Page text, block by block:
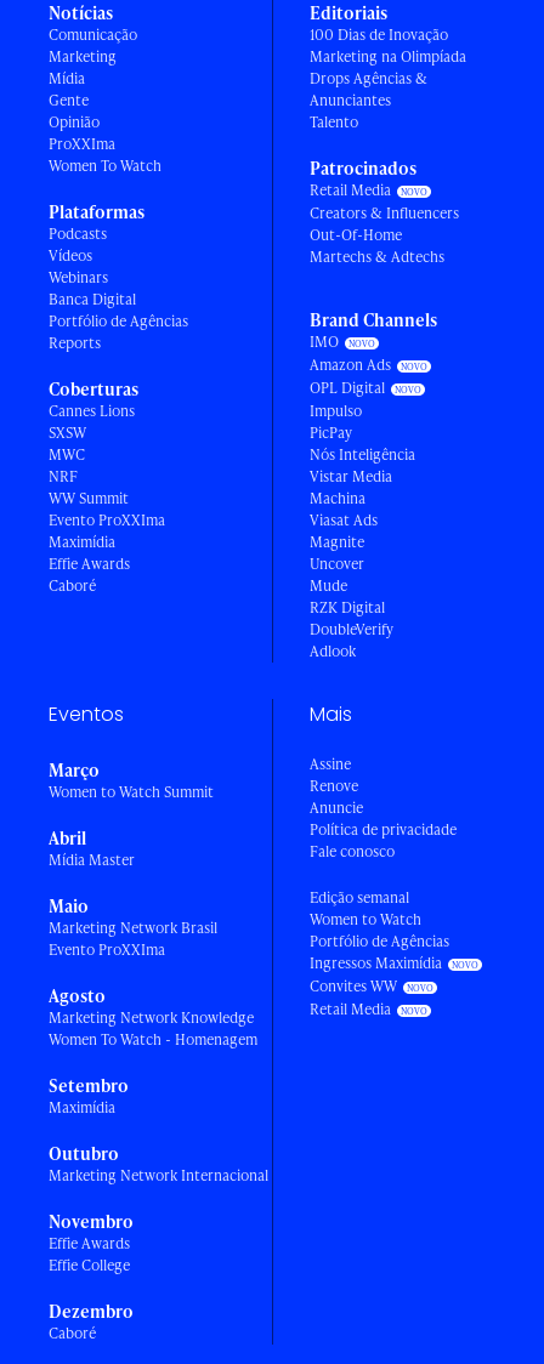
Notícias
Comunicação
Marketing
Mídia
Gente
Opinião
ProXXIma
Women To Watch
Plataformas
Podcasts
Vídeos
Webinars
Banca Digital
Portfólio de Agências
Reports
Coberturas
Cannes Lions
SXSW
MWC
NRF
WW Summit
Evento ProXXIma
Maximídia
Effie Awards
Caboré
Editoriais
100 Dias de Inovação
Marketing na Olimpíada
Drops Agências &
Anunciantes
Talento
Patrocinados
Retail Media
Creators & Influencers
Out-Of-Home
Martechs & Adtechs
Brand Channels
IMO
Amazon Ads
OPL Digital
Impulso
PicPay
Nós Inteligência
Vistar Media
Machina
Viasat Ads
Magnite
Uncover
Mude
RZK Digital
DoubleVerify
Adlook
Eventos
Março
Women to Watch Summit
Abril
Mídia Master
Maio
Marketing Network Brasil
Evento ProXXIma
Agosto
Marketing Network Knowledge
Women To Watch - Homenagem
Setembro
Maximídia
Outubro
Marketing Network Internacional
Novembro
Effie Awards
Effie College
Dezembro
Caboré
Mais
Assine
Renove
Anuncie
Política de privacidade
Fale conosco
Edição semanal
Women to Watch
Portfólio de Agências
Ingressos Maximídia
Convites WW
Retail Media